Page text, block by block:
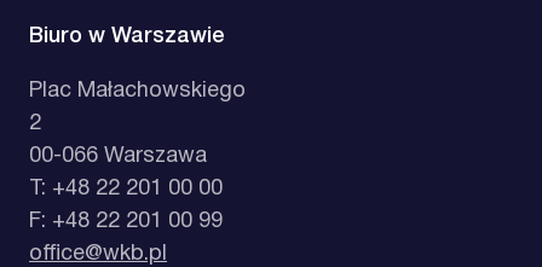
Biuro w Warszawie
Plac Małachowskiego
2
00-066 Warszawa
T: +48 22 201 00 00
F: +48 22 201 00 99
office@wkb.pl